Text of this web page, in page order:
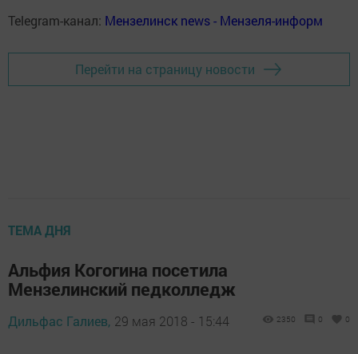
Telegram-канал: Мензелинск news - Мензеля-информ
Перейти на страницу новости
ТЕМА ДНЯ
Альфия Когогина посетила
Мензелинский педколледж
Дильфас Галиев, 29 мая 2018 - 15:44 2350 0 0